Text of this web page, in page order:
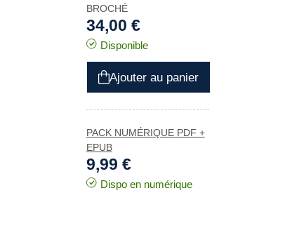
BROCHÉ
34,00 €
Disponible
Ajouter au panier
PACK NUMÉRIQUE PDF +
EPUB
9,99 €
Dispo en numérique